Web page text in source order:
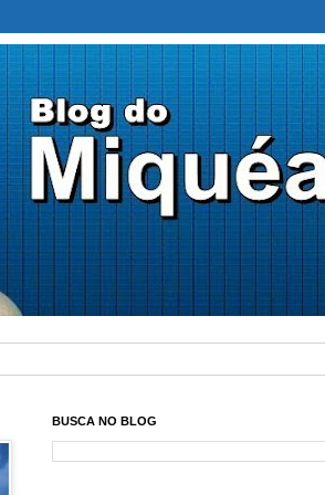
BUSCA NO BLOG